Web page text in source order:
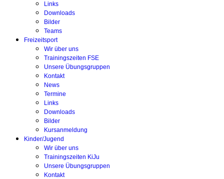
Links
Downloads
Bilder
Teams
Freizeitsport
Wir über uns
Trainingszeiten FSE
Unsere Übungsgruppen
Kontakt
News
Termine
Links
Downloads
Bilder
Kursanmeldung
Kinder/Jugend
Wir über uns
Trainingszeiten KiJu
Unsere Übungsgruppen
Kontakt